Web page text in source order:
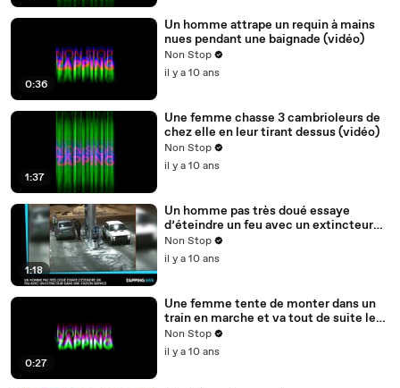
0:36
Un homme attrape un requin à mains
nues pendant une baignade (vidéo)
Non Stop
il y a 10 ans
1:37
Une femme chasse 3 cambrioleurs de
chez elle en leur tirant dessus (vidéo)
Non Stop
il y a 10 ans
1:18
Un homme pas très doué essaye
d’éteindre un feu avec un extincteur
dans une station-service (vidéo)
Non Stop
il y a 10 ans
0:27
Une femme tente de monter dans un
train en marche et va tout de suite le
regretter (vidéo)
Non Stop
il y a 10 ans